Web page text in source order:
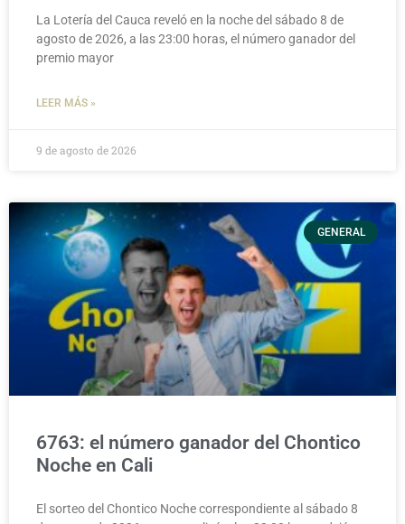
La Lotería del Cauca reveló en la noche del sábado 8 de
agosto de 2026, a las 23:00 horas, el número ganador del
premio mayor
LEER MÁS »
9 de agosto de 2026
GENERAL
6763: el número ganador del Chontico
Noche en Cali
El sorteo del Chontico Noche correspondiente al sábado 8